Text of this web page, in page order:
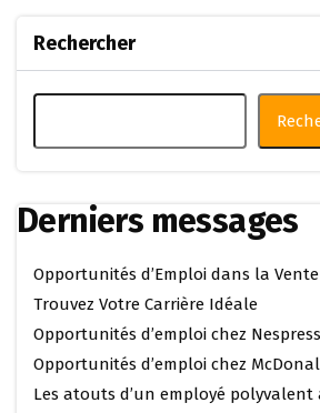
Rechercher
Derniers messages
Opportunités d’Emploi dans la
Trouvez Votre Carrière Idéale
Opportunités d’emploi chez
Opportunités d’emploi chez
Les atouts d’un employé polyvalent